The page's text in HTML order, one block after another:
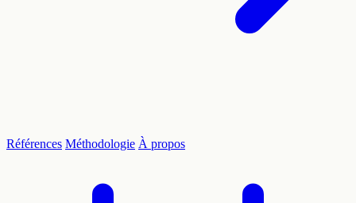
Références Méthodologie À propos